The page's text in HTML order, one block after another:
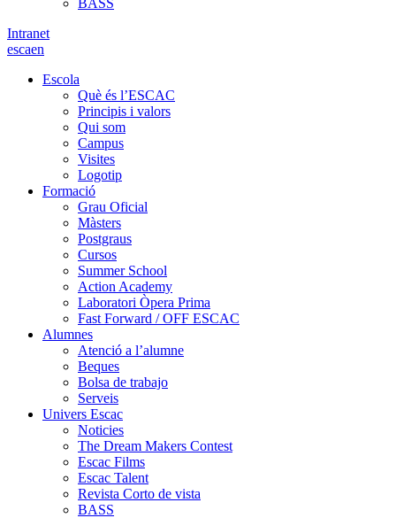
BASS
Intranet
escaen
Escola
Què és l’ESCAC
Principis i valors
Qui som
Campus
Visites
Logotip
Formació
Grau Oficial
Màsters
Postgraus
Cursos
Summer School
Action Academy
Laboratori Òpera Prima
Fast Forward / OFF ESCAC
Alumnes
Atenció a l’alumne
Beques
Bolsa de trabajo
Serveis
Univers Escac
Noticies
The Dream Makers Contest
Escac Films
Escac Talent
Revista Corto de vista
BASS